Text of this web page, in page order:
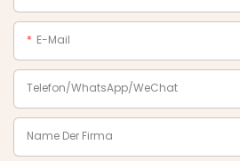
E-Mail
Telefon/WhatsApp/WeChat
Name Der Firma